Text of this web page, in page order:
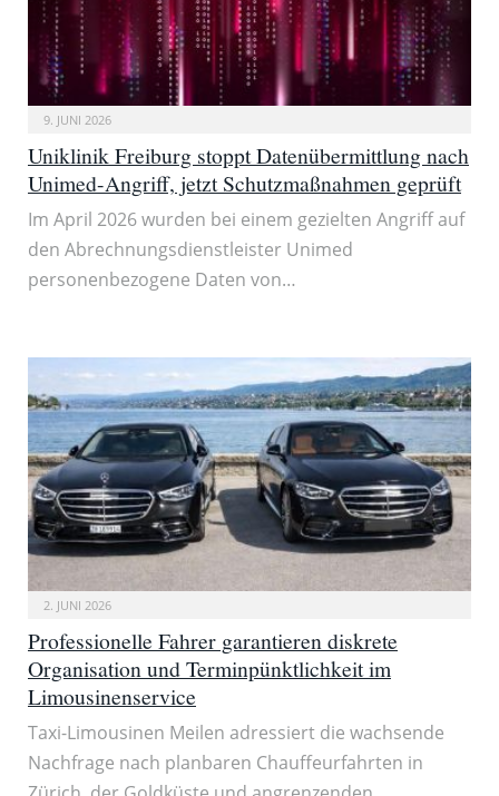
9. JUNI 2026
Uniklinik Freiburg stoppt Datenübermittlung nach
Unimed-Angriff, jetzt Schutzmaßnahmen geprüft
Im April 2026 wurden bei einem gezielten Angriff auf
den Abrechnungsdienstleister Unimed
personenbezogene Daten von…
2. JUNI 2026
Professionelle Fahrer garantieren diskrete
Organisation und Terminpünktlichkeit im
Limousinenservice
Taxi-Limousinen Meilen adressiert die wachsende
Nachfrage nach planbaren Chauffeurfahrten in